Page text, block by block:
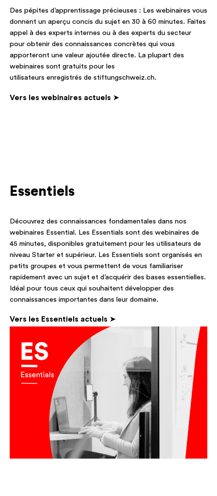
Des pépites d’apprentissage précieuses : Les webinaires vous
donnent un aperçu concis du sujet en 30 à 60 minutes. Faites
appel à des experts internes ou à des experts du secteur
pour obtenir des connaissances concrètes qui vous
apporteront une valeur ajoutée directe. La plupart des
webinaires sont gratuits pour les
utilisateurs enregistrés de stiftungschweiz.ch.
Vers les webinaires actuels ➤
Essentiels
Découvrez des connaissances fondamentales dans nos
webinaires Essential. Les Essentials sont des webinaires de
45 minutes, disponibles gratuitement pour les utilisateurs de
niveau Starter et supérieur. Les Essentiels sont organisés en
petits groupes et vous permettent de vous familiariser
rapidement avec un sujet et d’acquérir des bases essentielles.
Idéal pour tous ceux qui souhaitent développer des
connaissances importantes dans leur domaine.
Vers les Essentiels actuels ➤